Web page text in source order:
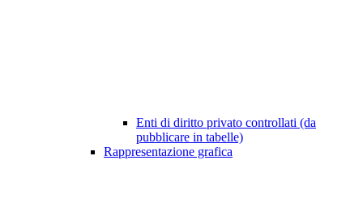
Enti di diritto privato controllati (da
pubblicare in tabelle)
Rappresentazione grafica